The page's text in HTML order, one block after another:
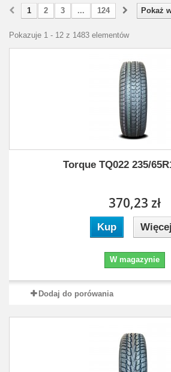
Pokaż
1 2 3 ... 124
Pokazuje 1 - 12 z 1483 elementów
Torque TQ022 235/
370,23 zł
Kup Więcej
W magazynie
Dodaj do porówania